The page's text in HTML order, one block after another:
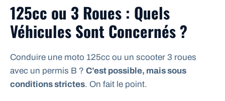
125cc ou 3 Roues : Quels
Véhicules Sont Concernés ?
Conduire une moto 125cc ou un scooter 3 roues
avec un permis B ? C’est possible, mais sous
conditions strictes. On fait le point.